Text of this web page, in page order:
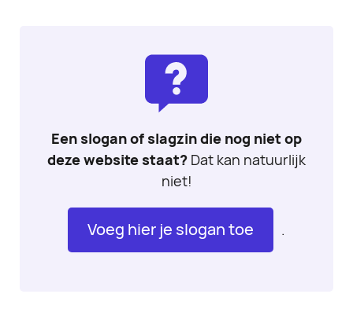
Een slogan of slagzin die nog niet op
deze website staat? Dat kan natuurlijk
niet!
Voeg hier je slogan toe .